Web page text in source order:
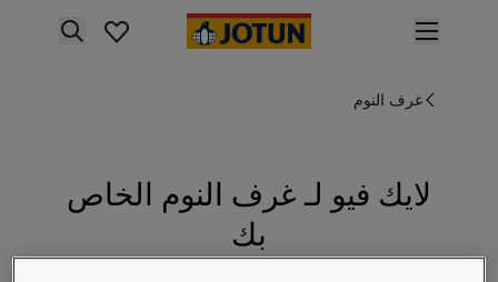
nav label
منتجات الدهان الداخلي
جميع المنتجات الخارجية
جميع ألوان الديكور الداخلي
غرف النوم
لايك فيو لـ غرف النوم الخاص
بك
استكشف 5225 لايك فيو